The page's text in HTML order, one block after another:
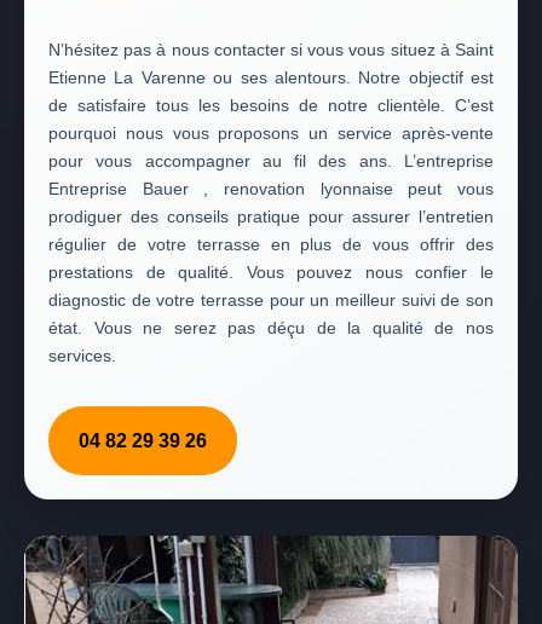
N’hésitez pas à nous contacter si vous vous situez à Saint
Etienne La Varenne ou ses alentours. Notre objectif est
de satisfaire tous les besoins de notre clientèle. C’est
pourquoi nous vous proposons un service après-vente
pour vous accompagner au fil des ans. L’entreprise
Entreprise Bauer , renovation lyonnaise peut vous
prodiguer des conseils pratique pour assurer l’entretien
régulier de votre terrasse en plus de vous offrir des
prestations de qualité. Vous pouvez nous confier le
diagnostic de votre terrasse pour un meilleur suivi de son
état. Vous ne serez pas déçu de la qualité de nos
services.
04 82 29 39 26